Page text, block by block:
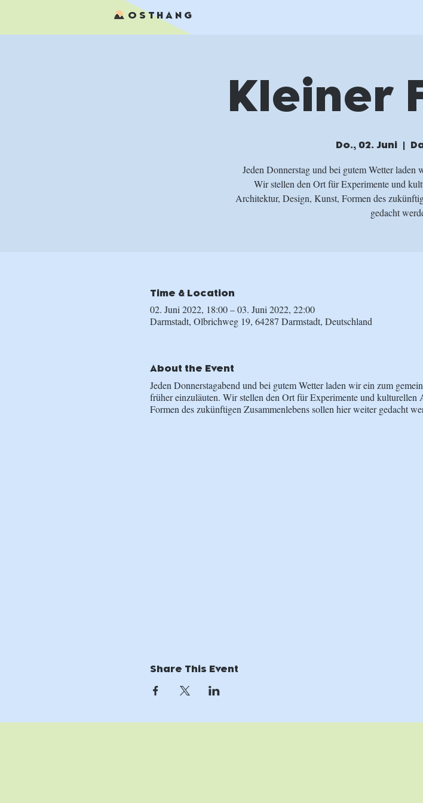
OSTHANG
Kleiner
Do., 02. Juni
  |
Jeden Donnerstag und bei gutem Wetter laden
Wir stellen den Ort für Experimente und
Architektur, Design, Kunst, Formen des
gedacht
Time & Location
02. Juni 2022, 18:00 – 03. Juni 2022, 22:00
Darmstadt, Olbrichweg 19, 64287 Darmstadt, Deutschland
About the Event
Jeden Donnerstagabend und bei gutem Wetter laden wir ein zum
früher einzuläuten. Wir stellen den Ort für Experimente und
Formen des zukünftigen Zusammenlebens sollen hier weiter gedacht
Share This Event